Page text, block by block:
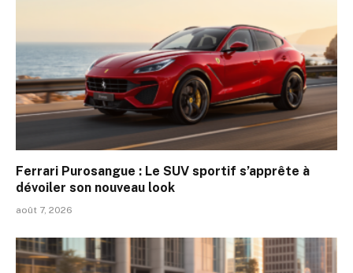
Ferrari Purosangue : Le SUV sportif s’apprête à
dévoiler son nouveau look
août 7, 2026